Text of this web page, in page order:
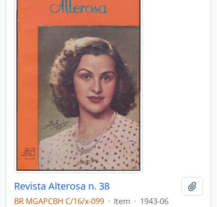
Revista Alterosa n. 38
BR MGAPCBH C/16/x-099 · Item · 1943-06